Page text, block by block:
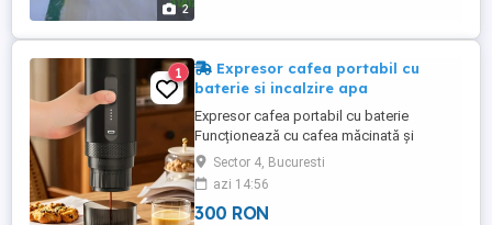
2
1
Expresor cafea portabil cu
baterie si incalzire apa
Expresor cafea portabil cu baterie
Funcționează cu cafea măcinată și
capsule Nescafe. Poate funcționa cu apa
calda sau rece sau poate încălzi aparatul
apa. ideal pentru ieșiri în natură, TIR, etc
intr.un cuvânt portabil! Predare în zona
Sector 4, Bucuresti
azi 14:56
300 RON